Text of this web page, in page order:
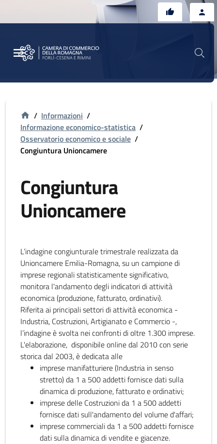
/ Informazioni /
Informazione economico-statistica /
Osservatorio economico e sociale /
Congiuntura Unioncamere
Congiuntura
Unioncamere
L’indagine congiunturale trimestrale realizzata da
Unioncamere Emilia-Romagna, su un campione di
imprese regionali statisticamente significativo,
monitora l'andamento degli indicatori di attività
economica (produzione, fatturato, ordinativi).
Riferita ai principali settori di attività economica -
Industria, Costruzioni, Artigianato e Commercio -,
l’indagine è svolta nei confronti di oltre 1.300 imprese.
L'elaborazione, disponibile online dal 2010 con serie
storica dal 2003, è dedicata alle
imprese manifatturiere (Industria in senso
stretto) da 1 a 500 addetti fornisce dati sulla
dinamica di produzione, fatturato e ordinativi;
imprese delle Costruzioni da 1 a 500 addetti
fornisce dati sull'andamento del volume d'affari;
imprese commerciali da 1 a 500 addetti fornisce
dati sulla dinamica di vendite e giacenze.